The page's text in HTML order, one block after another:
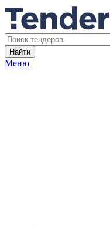
Найти
Меню